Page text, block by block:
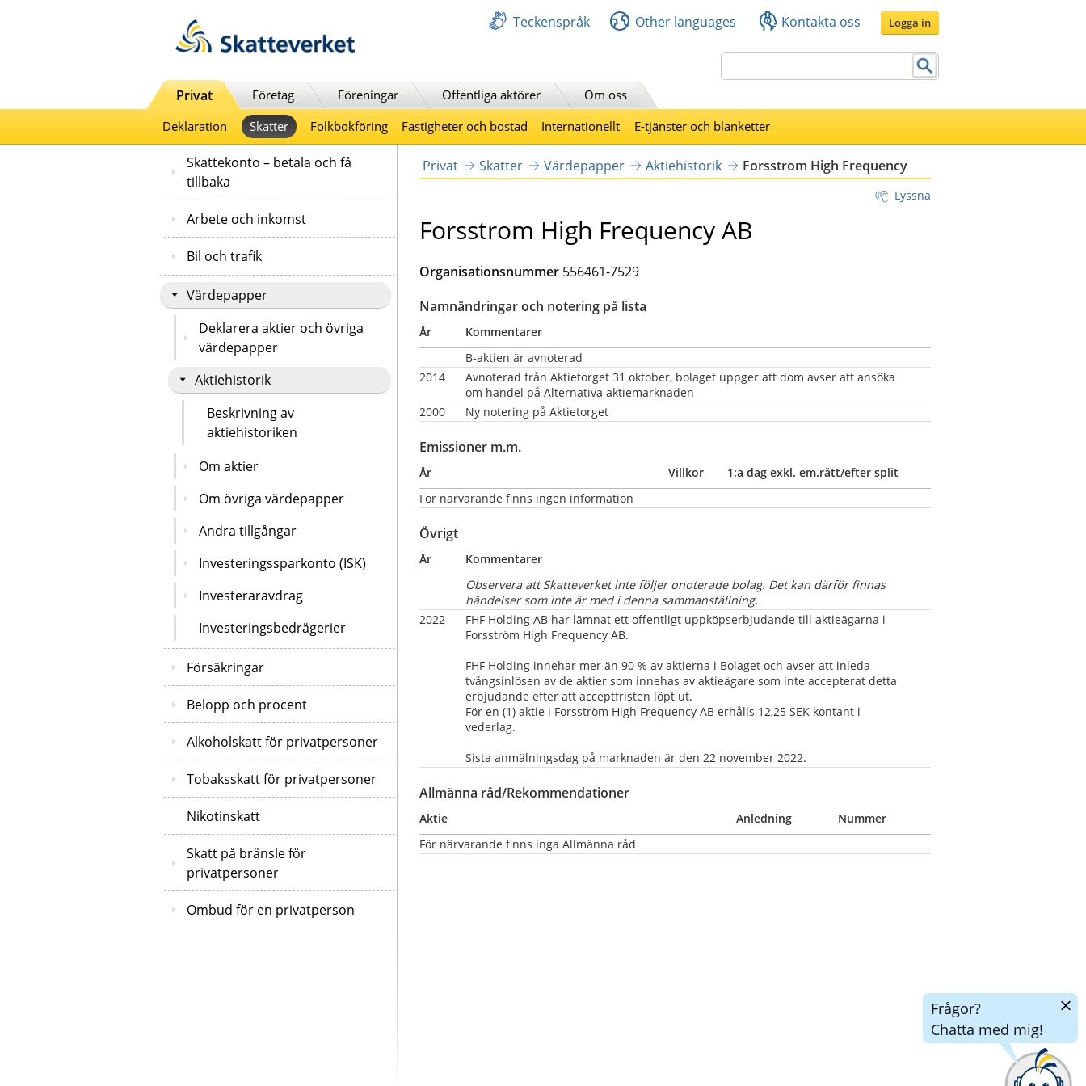
Teckenspråk Other languages Kontakta oss Logga in
Privat Företag Föreningar Offentliga aktörer
Om oss
Deklaration
Skatter Folkbokföring Fastigheter och bostad Internationellt E-tjänster och blanketter
Skattekonto – betala och få
tillbaka
Arbete och inkomst
Bil och trafik
Värdepapper
Deklarera aktier och övriga
värdepapper
Aktiehistorik
Beskrivning av
aktiehistoriken
Om aktier
Om övriga värdepapper
Andra tillgångar
Investeringssparkonto (ISK)
Investeraravdrag
Investeringsbedrägerier
Försäkringar
Belopp och procent
Alkoholskatt för privatpersoner
Tobaksskatt för privatpersoner
Nikotinskatt
Skatt på bränsle för
privatpersoner
Ombud för en privatperson
Privat Skatter Värdepapper Aktiehistorik Forsstrom High Frequency
Lyssna
Forsstrom High Frequency AB
Organisationsnummer 556461-7529
Namnändringar och notering på lista
År
Kommentarer
B-aktien är avnoterad
2014
Avnoterad från Aktietorget 31 oktober, bolaget uppger att dom avser att ansöka
om handel på Alternativa aktiemarknaden
2000
Ny notering på Aktietorget
Emissioner m.m.
År Villkor
1:a dag exkl. em.rätt/efter split
För närvarande finns ingen information
Övrigt
År
Kommentarer
Observera att Skatteverket inte följer onoterade bolag. Det kan därför finnas
händelser som inte är med i denna sammanställning.
2022
FHF Holding AB har lämnat ett offentligt uppköpserbjudande till aktieägarna i
Forsström High Frequency AB.
FHF Holding innehar mer än 90 % av aktierna i Bolaget och avser att inleda
tvångsinlösen av de aktier som innehas av aktieägare som inte accepterat detta
erbjudande efter att acceptfristen löpt ut.
För en (1) aktie i Forsström High Frequency AB erhålls 12,25 SEK kontant i
vederlag.
Sista anmälningsdag på marknaden är den 22 november 2022.
Allmänna råd/Rekommendationer
Aktie Anledning
Nummer
För närvarande finns inga Allmänna råd
Frågor?
Chatta med mig!
Dölj